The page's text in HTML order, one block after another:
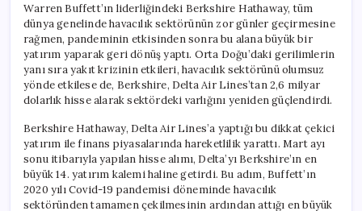
Buffett,
Zor
Durumdaki
Havacılık
Sektörüne
Yeniden
Yatırım
Yapıyor
Warren Buffett’ın liderliğindeki Berkshire Hathaway, tüm
dünya genelinde havacılık sektörünün zor günler geçirmesine
rağmen, pandeminin etkisinden sonra bu alana büyük bir
yatırım yaparak geri dönüş yaptı. Orta Doğu’daki gerilimlerin
yanı sıra yakıt krizinin etkileri, havacılık sektörünü olumsuz
yönde etkilese de, Berkshire, Delta Air Lines’tan 2,6 milyar
dolarlık hisse alarak sektördeki varlığını yeniden güçlendirdi.
Berkshire Hathaway, Delta Air Lines’a yaptığı bu dikkat çekici
yatırım ile finans piyasalarında hareketlilik yarattı. Mart ayı
sonu itibarıyla yapılan hisse alımı, Delta’yı Berkshire’ın en
büyük 14. yatırım kalemi haline getirdi. Bu adım, Buffett’ın
2020 yılı Covid-19 pandemisi döneminde havacılık
sektöründen tamamen çekilmesinin ardından attığı en büyük